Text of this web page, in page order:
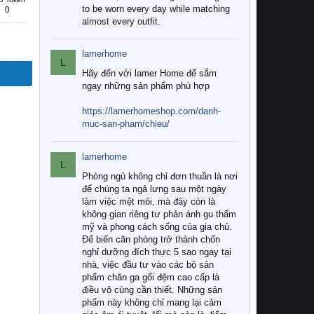
0
to be worn every day while matching
almost every outfit.
L
lamerhome
Hãy đến với lamer Home để sắm
ngay những sản phẩm phù hợp
https://lamerhomeshop.com/danh-
muc-san-pham/chieu/
L
lamerhome
Phòng ngủ không chỉ đơn thuần là nơi
để chúng ta ngả lưng sau một ngày
làm việc mệt mỏi, mà đây còn là
không gian riêng tư phản ánh gu thẩm
mỹ và phong cách sống của gia chủ.
Để biến căn phòng trở thành chốn
nghỉ dưỡng đích thực 5 sao ngay tại
nhà, việc đầu tư vào các bộ sản
phẩm chăn ga gối đệm cao cấp là
điều vô cùng cần thiết. Những sản
phẩm này không chỉ mang lại cảm